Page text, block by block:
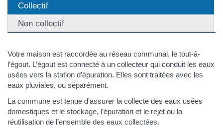
Collectif
Non collectif
Votre maison est raccordée au réseau communal, le tout-à-
l’égout. L’égout est connecté à un collecteur qui conduit les eaux
usées vers la station d’épuration. Elles sont traitées avec les
eaux pluviales, ou séparément.
La commune est tenue d’assurer la collecte des eaux usées
domestiques et le stockage, l’épuration et le rejet ou la
réutilisation de l’ensemble des eaux collectées.